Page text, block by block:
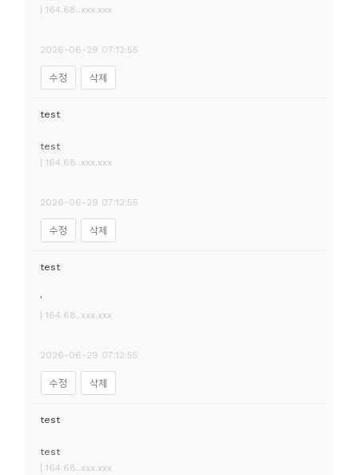
| 164.68..xxx.xxx
2026-06-29 07:12:55
수정 삭제
test
test
| 164.68..xxx.xxx
2026-06-29 07:12:55
수정 삭제
test
'
| 164.68..xxx.xxx
2026-06-29 07:12:55
수정 삭제
test
test
| 164.68..xxx.xxx